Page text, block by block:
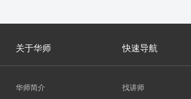
关于华师 快速导航
华师简介 找讲师